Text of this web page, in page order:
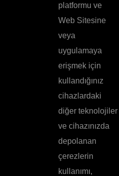
platformu ve
Web Sitesine
veya
uygulamaya
erişmek için
kullandığınız
cihazlardaki
diğer teknolojiler
ve cihazınızda
depolanan
çerezlerin
kullanımı,